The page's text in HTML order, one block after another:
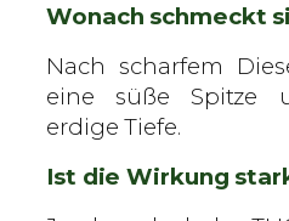
Wonach schmeckt
Nach scharfem
eine süße Spitze
erdige Tiefe.
Ist die Wirkung